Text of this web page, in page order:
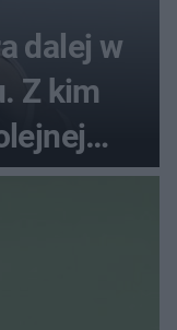
dalej w
Z kim